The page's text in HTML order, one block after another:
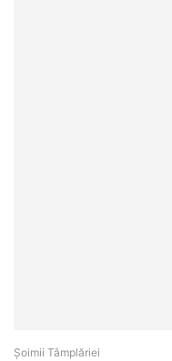
Șoimii Tâmplăriei